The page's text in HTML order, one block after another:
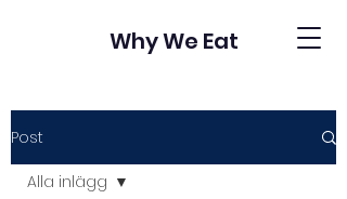
Why We Eat
Post
Alla inlägg